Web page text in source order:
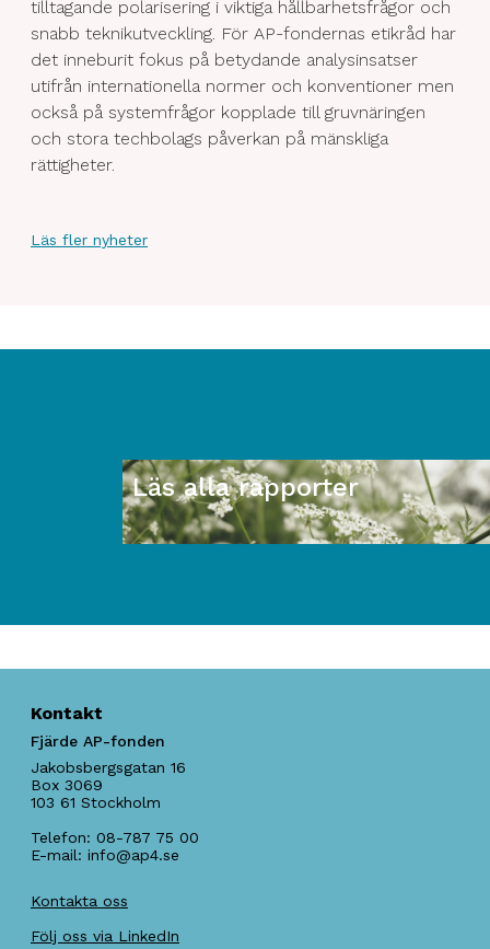
tilltagande polarisering i viktiga hållbarhetsfrågor och
snabb teknikutveckling. För AP-fondernas etikråd har
det inneburit fokus på betydande analysinsatser
utifrån internationella normer och konventioner men
också på systemfrågor kopplade till gruvnäringen
och stora techbolags påverkan på mänskliga
rättigheter.
Läs fler nyheter
Läs alla rapporter
Kontakt
Fjärde AP-fonden
Jakobsbergsgatan 16
Box 3069
103 61 Stockholm
Telefon: 08-787 75 00
E-mail: info@ap4.se
Kontakta oss
Följ oss via LinkedIn